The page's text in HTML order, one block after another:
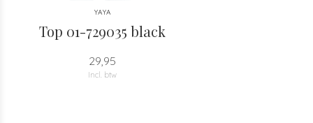
YAYA
Top 01-729035 black
29,95
Incl. btw